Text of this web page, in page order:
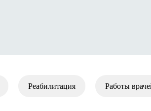
Реабилитация Работы